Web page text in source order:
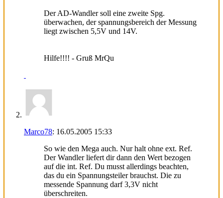
Der AD-Wandler soll eine zweite Spg.
überwachen, der spannungsbereich der Messung
liegt zwischen 5,5V und 14V.
Hilfe!!!! - Gruß MrQu
Marco78: 16.05.2005 15:33
So wie den Mega auch. Nur halt ohne ext. Ref.
Der Wandler liefert dir dann den Wert bezogen
auf die int. Ref. Du musst allerdings beachten,
das du ein Spannungsteiler brauchst. Die zu
messende Spannung darf 3,3V nicht
überschreiten.